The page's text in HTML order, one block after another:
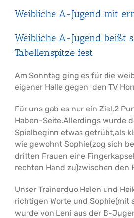
Weibliche A-Jugend mit
Weibliche A-Jugend beißt
Tabellenspitze fest
Am Sonntag ging es für die
eigener Halle gegen den TV
Für uns gab es nur ein Ziel,2
Haben-Seite.Allerdings wurde
Spielbeginn etwas getrübt,als
wie gewohnt Sophie(zog sich
dritten Frauen eine
rechten Hand zu)zwischen den
Unser Trainerduo Helen und
richtigen Worte und Sophie(mit
wurde von Leni aus der B-